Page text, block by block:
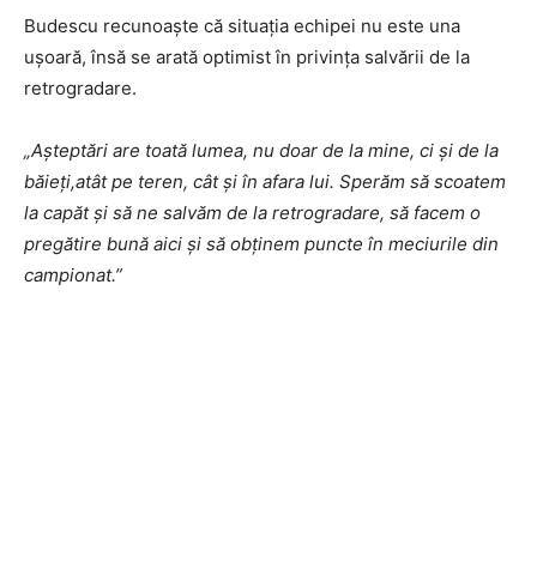
Budescu recunoaște că situația echipei nu este una
ușoară, însă se arată optimist în privința salvării de la
retrogradare.
„Așteptări are toată lumea, nu doar de la mine, ci și de la
băieți,atât pe teren, cât și în afara lui. Sperăm să scoatem
la capăt și să ne salvăm de la retrogradare, să facem o
pregătire bună aici și să obținem puncte în meciurile din
campionat.”